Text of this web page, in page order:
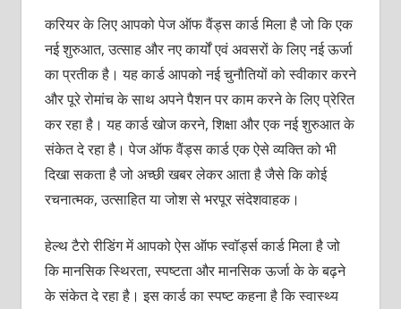
करियर के लिए आपको पेज ऑफ वैंड्स कार्ड मिला है जो कि एक
नई शुरुआत, उत्‍साह और नए कार्यों एवं अवसरों के लिए नई ऊर्जा
का प्रतीक है। यह कार्ड आपको नई चुनौतियों को स्‍वीकार करने
और पूरे रोमांच के साथ अपने पैशन पर काम करने के लिए प्रेरित
कर रहा है। यह कार्ड खोज करने, शिक्षा और एक नई शुरुआत के
संकेत दे रहा है। पेज ऑफ वैंड्स कार्ड एक ऐसे व्‍यक्‍ति को भी
दिखा सकता है जो अच्‍छी खबर लेकर आता है जैसे कि कोई
रचनात्‍मक, उत्‍साहित या जोश से भरपूर संदेशवाहक।
हेल्‍थ टैरो रीडिंग में आपको ऐस ऑफ स्‍वॉर्ड्स कार्ड मिला है जो
कि मानसिक स्थिरता, स्‍पष्‍टता और मानसिक ऊर्जा के के बढ़ने
के संकेत दे रहा है। इस कार्ड का स्‍पष्‍ट कहना है कि स्‍वास्‍थ्‍य